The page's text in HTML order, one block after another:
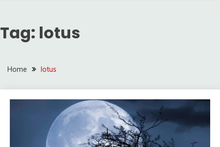
Tag: lotus
Home lotus